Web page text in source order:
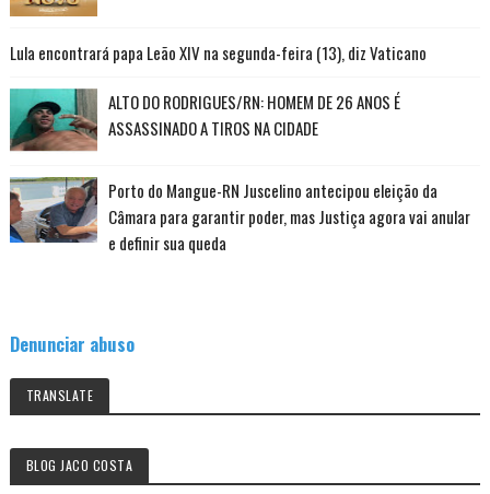
Lula encontrará papa Leão XIV na segunda-feira (13), diz Vaticano
ALTO DO RODRIGUES/RN: HOMEM DE 26 ANOS É
ASSASSINADO A TIROS NA CIDADE
Porto do Mangue-RN Juscelino antecipou eleição da
Câmara para garantir poder, mas Justiça agora vai anular
e definir sua queda
Denunciar abuso
TRANSLATE
BLOG JACO COSTA